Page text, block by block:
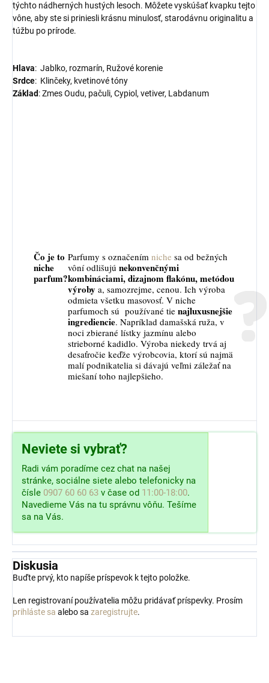
týchto nádherných hustých lesoch. Môžete vyskúšať kvapku tejto
vône, aby ste si priniesli krásnu minulosť, starodávnu originalitu a
túžbu po prírode.
Hlava: Jablko, rozmarín, Ružové korenie
Srdce: Klinčeky, kvetinové tóny
Základ: Zmes Oudu, pačuli, Cypiol, vetiver, Labdanum
Čo je to
niche
parfum?
Parfumy s označením niche sa od bežných
vôní odlišujú nekonvenčnými
kombináciami, dizajnom flakónu, metódou
výroby a, samozrejme, cenou. Ich výroba
odmieta všetku masovosť. V niche
parfumoch sú používané tie najluxusnejšie
ingrediencie. Napríklad damašská ruža, v
noci zbierané lístky jazmínu alebo
strieborné kadidlo. Výroba niekedy trvá aj
desaťročie keďže výrobcovia, ktorí sú najmä
malí podnikatelia si dávajú veľmi záležať na
miešaní toho najlepšieho.
Neviete si vybrať?
Radi vám poradíme cez chat na našej
stránke, sociálne siete alebo telefonicky na
čísle 0907 60 60 63 v čase od 11:00-18:00.
Navedieme Vás na tu správnu vôňu. Tešíme
sa na Vás.
Diskusia
Buďte prvý, kto napíše príspevok k tejto položke.
Len registrovaní používatelia môžu pridávať príspevky. Prosím
prihláste sa alebo sa zaregistrujte.